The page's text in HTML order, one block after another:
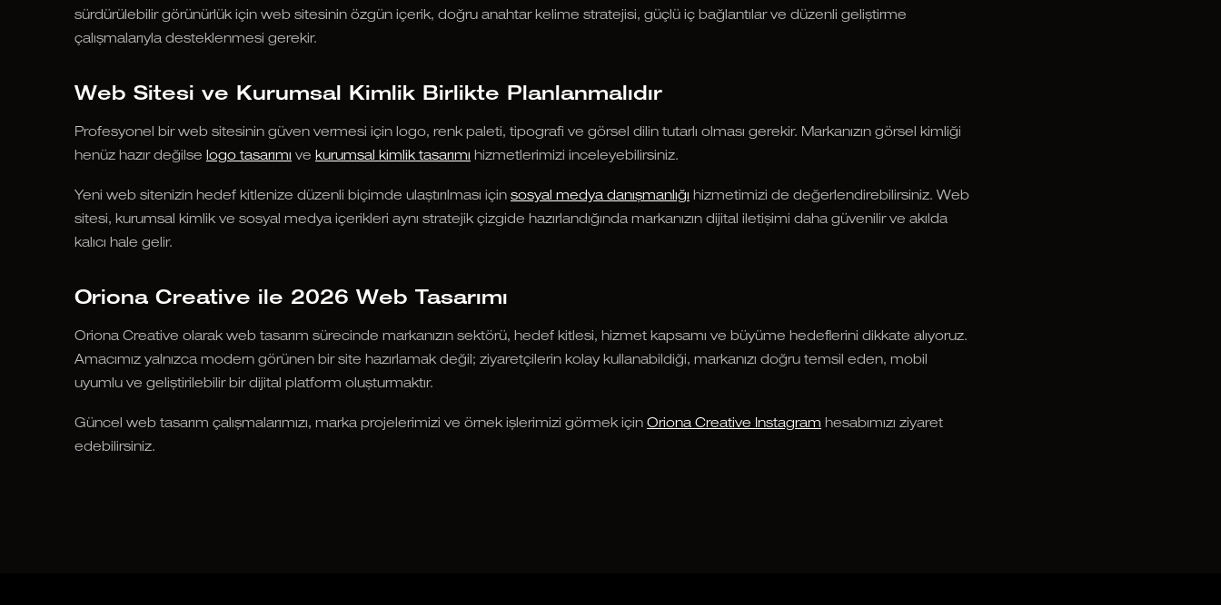
sürdürülebilir görünürlük için web sitesinin özgün içerik, doğru anahtar kelime stratejisi, güçlü iç bağlantılar ve düzenli geliştirme
çalışmalarıyla desteklenmesi gerekir.
Web Sitesi ve Kurumsal Kimlik Birlikte Planlanmalıdır
Profesyonel bir web sitesinin güven vermesi için logo, renk paleti, tipografi ve görsel dilin tutarlı olması gerekir. Markanızın görsel kimliği
henüz hazır değilse logo tasarımı ve kurumsal kimlik tasarımı hizmetlerimizi inceleyebilirsiniz.
Yeni web sitenizin hedef kitlenize düzenli biçimde ulaştırılması için sosyal medya danışmanlığı hizmetimizi de değerlendirebilirsiniz. Web
sitesi, kurumsal kimlik ve sosyal medya içerikleri aynı stratejik çizgide hazırlandığında markanızın dijital iletişimi daha güvenilir ve akılda
kalıcı hale gelir.
Oriona Creative ile 2026 Web Tasarımı
Oriona Creative olarak web tasarım sürecinde markanızın sektörü, hedef kitlesi, hizmet kapsamı ve büyüme hedeflerini dikkate alıyoruz.
Amacımız yalnızca modern görünen bir site hazırlamak değil; ziyaretçilerin kolay kullanabildiği, markanızı doğru temsil eden, mobil
uyumlu ve geliştirilebilir bir dijital platform oluşturmaktır.
Güncel web tasarım çalışmalarımızı, marka projelerimizi ve örnek işlerimizi görmek için Oriona Creative Instagram hesabımızı ziyaret
edebilirsiniz.